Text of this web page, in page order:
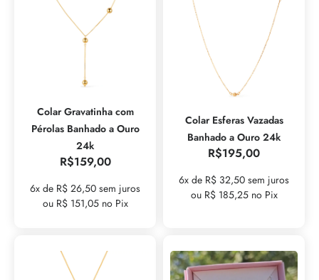
Colar Gravatinha com
Pérolas Banhado a Ouro
24k
R$159,00
6x de R$ 26,50 sem juros
ou R$ 151,05 no Pix
Colar Esferas Vazadas
Banhado a Ouro 24k
R$195,00
6x de R$ 32,50 sem juros
ou R$ 185,25 no Pix